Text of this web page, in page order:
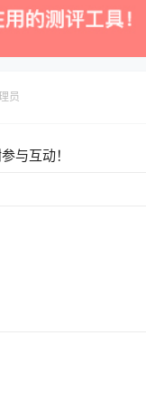
员
与互动！